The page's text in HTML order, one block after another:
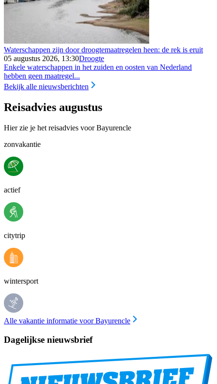
Waterschappen zijn door droogtemaatregelen heen: de rek is eruit
05 augustus 2026, 13:30Droogte
Enkele waterschappen in het zuiden en oosten van Nederland
hebben geen maatregel...
Bekijk alle nieuwsberichten
Reisadvies augustus
Hier zie je het reisadvies voor Bayurencle
zonvakantie
actief
citytrip
wintersport
Alle vakantie informatie voor Bayurencle
Dagelijkse nieuwsbrief